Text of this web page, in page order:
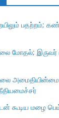
பதற்றம்;
மோதல்; இருவர்
அமைதியின்மை
கூடிய மழை